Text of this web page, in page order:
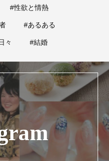
#性欲と情熱
#あるある
々 #結婚